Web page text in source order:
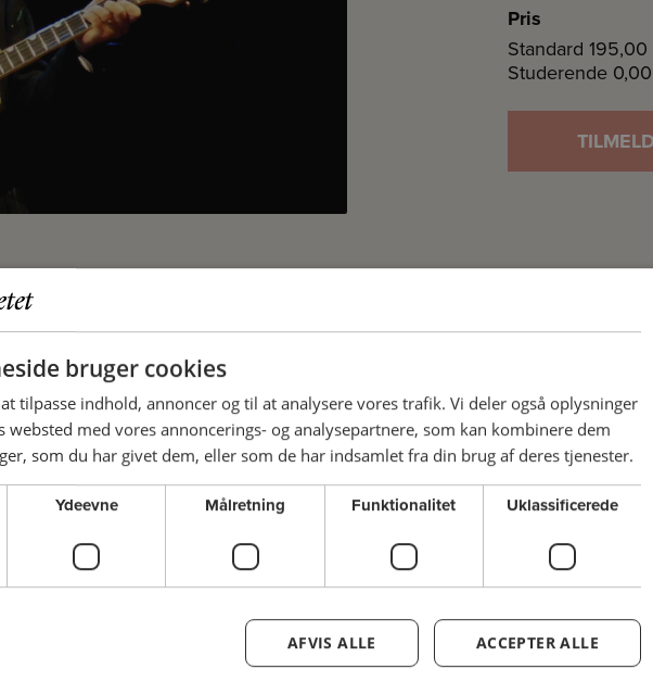
Pris
Standard 195,00
Studerende
TILMELD
end et halvt århundrede efter
'After the Gold Rush' (1970) og
og hans sensitive sangværk, som
beskrevet således:
ensomme. Dem, som lever ved
med at tro på at lykken er mulig. (…)
til at være sentimental".
Føj holdet til
bruger cookies
tilpasse indhold, annoncer og til at analysere vores trafik. Vi deler også oplysninger
websted med vores annoncerings- og analysepartnere, som kan kombinere dem
som du har givet dem, eller som de har indsamlet fra din brug af deres tjenester.
Ydeevne Målretning Funktionalitet Uklassificerede
ACCEPTER ALLE
AFVIS ALLE